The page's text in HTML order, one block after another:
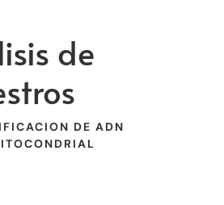
de
DE ADN